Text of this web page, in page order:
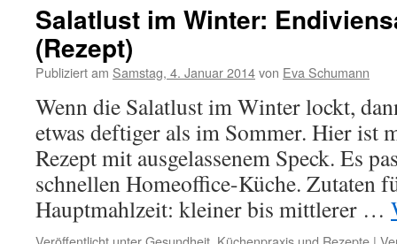
Salatlust im Winter:
(Rezept)
Publiziert am Samstag, 4. Januar 2014von Eva Schumann
Wenn die Salatlust im Winter lockt,
etwas deftiger als im Sommer. Hier ist
Rezept mit ausgelassenem Speck. Es
schnellen Homeoffice-Küche. Zutaten
Hauptmahlzeit: kleiner bis mittlerer …